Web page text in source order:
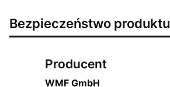
Bezpieczeństwo produktu
Producent
WMF GmbH